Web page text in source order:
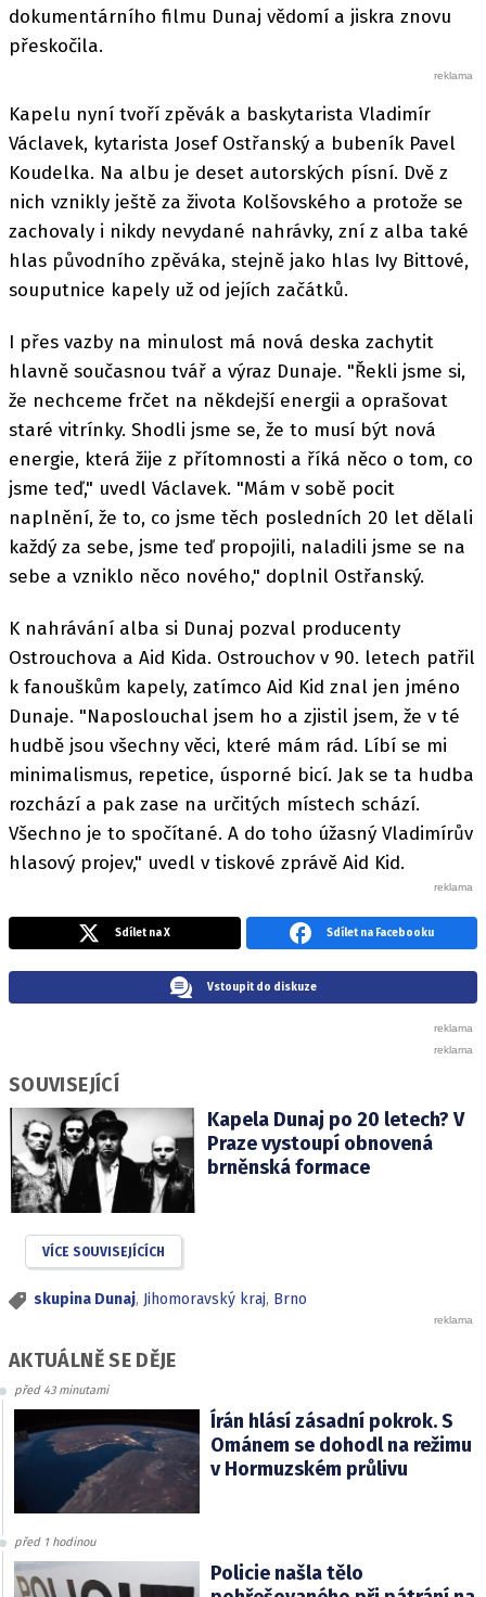
dokumentárního filmu Dunaj vědomí a jiskra znovu
přeskočila.
Kapelu nyní tvoří zpěvák a baskytarista Vladimír
Václavek, kytarista Josef Ostřanský a bubeník Pavel
Koudelka. Na albu je deset autorských písní. Dvě z
nich vznikly ještě za života Kolšovského a protože se
zachovaly i nikdy nevydané nahrávky, zní z alba také
hlas původního zpěváka, stejně jako hlas Ivy Bittové,
souputnice kapely už od jejích začátků.
I přes vazby na minulost má nová deska zachytit
hlavně současnou tvář a výraz Dunaje. "Řekli jsme si,
že nechceme frčet na někdejší energii a oprašovat
staré vitrínky. Shodli jsme se, že to musí být nová
energie, která žije z přítomnosti a říká něco o tom, co
jsme teď," uvedl Václavek. "Mám v sobě pocit
naplnění, že to, co jsme těch posledních 20 let dělali
každý za sebe, jsme teď propojili, naladili jsme se na
sebe a vzniklo něco nového," doplnil Ostřanský.
K nahrávání alba si Dunaj pozval producenty
Ostrouchova a Aid Kida. Ostrouchov v 90. letech patřil
k fanouškům kapely, zatímco Aid Kid znal jen jméno
Dunaje. "Naposlouchal jsem ho a zjistil jsem, že v té
hudbě jsou všechny věci, které mám rád. Líbí se mi
minimalismus, repetice, úsporné bicí. Jak se ta hudba
rozchází a pak zase na určitých místech schází.
Všechno je to spočítané. A do toho úžasný Vladimírův
hlasový projev," uvedl v tiskové zprávě Aid Kid.
Sdílet na X Sdílet na Facebooku
Vstoupit do diskuze
SOUVISEJÍCÍ
Kapela Dunaj po 20 letech? V
Praze vystoupí obnovená
brněnská formace
VÍCE SOUVISEJÍCÍCH
skupina Dunaj, Jihomoravský kraj, Brno
AKTUÁLNĚ SE DĚJE
před 43 minutami
Írán hlásí zásadní pokrok. S
Ománem se dohodl na režimu
v Hormuzském průlivu
před 1 hodinou
Policie našla tělo